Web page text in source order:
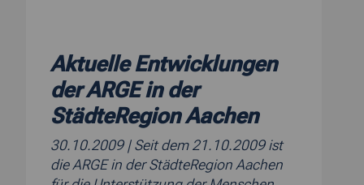
Aktuelle Entwicklungen
der ARGE in der
StädteRegion Aachen
30.10.2009 | Seit dem 21.10.2009 ist
die ARGE in der StädteRegion Aachen